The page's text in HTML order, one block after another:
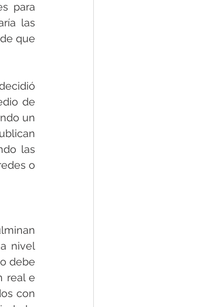
para
las
que
de
un
las
o
nivel
debe
real e
con